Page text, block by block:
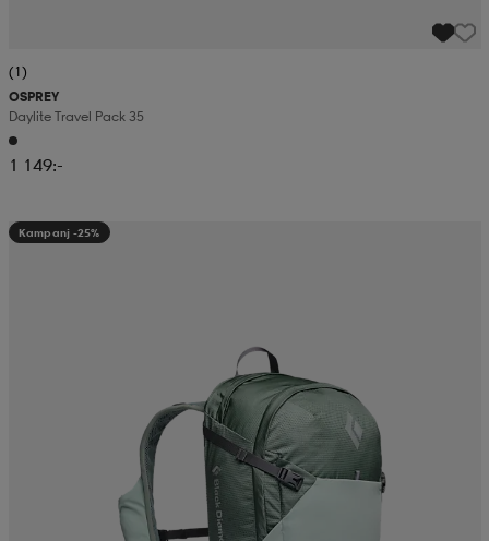
(1)
OSPREY
Daylite Travel Pack 35
1 149:-
Kampanj -25%